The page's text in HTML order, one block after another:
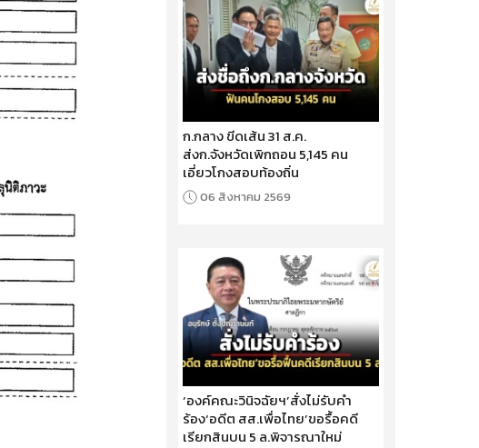
ก.กลาง ขีดเส้น 31 ส.ค.
ส่งก.จังหวัดเพิกถอน 5,145 คน
เอี่ยวโกงสอบท้องถิ่น
06 สิงหาคม 2569
‘องค์คณะวินิจฉัยฯ’สั่งไม่รับคำ
ร้อง‘อดีต สส.เพื่อไทย’ขอรื้อคดี
เรียกสินบน 5 ล.พิจารณาใหม่